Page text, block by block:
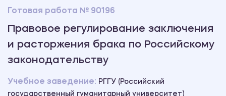
Готовая работа № 90196
Правовое регулирование заключения
и расторжения брака по Российскому
законодательству
Учебное заведение: РГГУ (Российский
государственный гуманитарный университет)